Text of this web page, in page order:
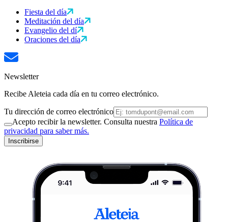
Fiesta del día
Meditación del día
Evangelio del dí
Oraciones del día
Newsletter
Recibe Aleteia cada día en tu correo electrónico.
Tu dirección de correo electrónico
Acepto recibir la newsletter. Consulta nuestra Política de
privacidad para saber más.
Inscribirse